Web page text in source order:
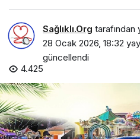
Sağlıklı.Org tarafından
28 Ocak 2026, 18:32
güncellendi
4.425